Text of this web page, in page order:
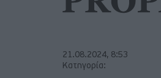
21.08.2024, 8:53
Κατηγορία: